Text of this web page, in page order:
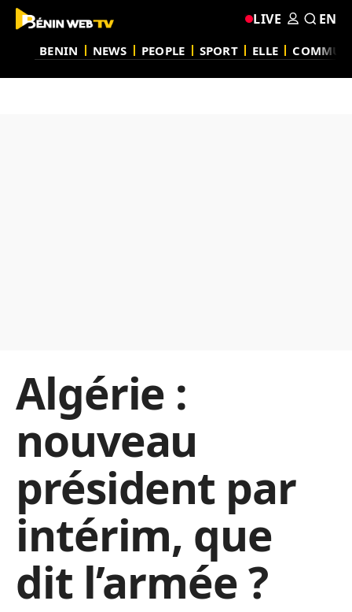
BENIN NEWS PEOPLE SPORT ELLE
LIVE EN
Algérie :
nouveau
président par
intérim, que
dit l’armée ?